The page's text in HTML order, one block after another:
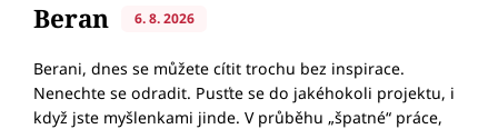
Beran 6. 8. 2026
Berani, dnes se můžete cítit trochu bez inspirace.
Nenechte se odradit. Pusťte se do jakéhokoli projektu, i
když jste myšlenkami jinde. V průběhu „špatné“ práce,